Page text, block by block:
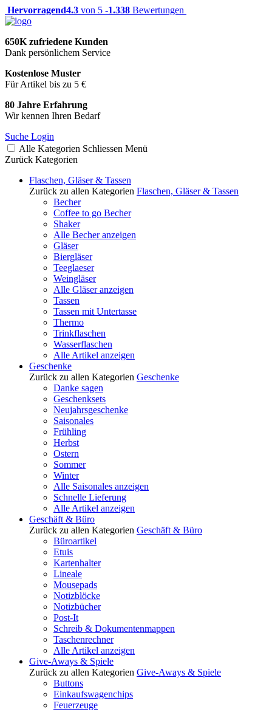
Hervorragend4.3 von 5 -1.338 Bewertungen
650K zufriedene Kunden
Dank persönlichem Service
Kostenlose Muster
Für Artikel bis zu 5 €
80 Jahre Erfahrung
Wir kennen Ihren Bedarf
Suche Login
Alle Kategorien Schliessen Menü
Zurück Kategorien
Flaschen, Gläser & Tassen
Zurück zu allen Kategorien Flaschen, Gläser & Tassen
Becher
Coffee to go Becher
Shaker
Alle Becher anzeigen
Gläser
Biergläser
Teeglaeser
Weingläser
Alle Gläser anzeigen
Tassen
Tassen mit Untertasse
Thermo
Trinkflaschen
Wasserflaschen
Alle Artikel anzeigen
Geschenke
Zurück zu allen Kategorien Geschenke
Danke sagen
Geschenksets
Neujahrsgeschenke
Saisonales
Frühling
Herbst
Ostern
Sommer
Winter
Alle Saisonales anzeigen
Schnelle Lieferung
Alle Artikel anzeigen
Geschäft & Büro
Zurück zu allen Kategorien Geschäft & Büro
Büroartikel
Etuis
Kartenhalter
Lineale
Mousepads
Notizblöcke
Notizbücher
Post-It
Schreib & Dokumentenmappen
Taschenrechner
Alle Artikel anzeigen
Give-Aways & Spiele
Zurück zu allen Kategorien Give-Aways & Spiele
Buttons
Einkaufswagenchips
Feuerzeuge